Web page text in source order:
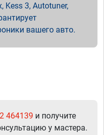
Kess 3, Autotuner,
вашего авто.
464139 и получите
у мастера.